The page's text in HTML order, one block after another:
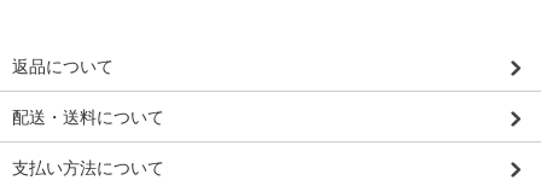
返品について
配送・送料について
支払い方法について